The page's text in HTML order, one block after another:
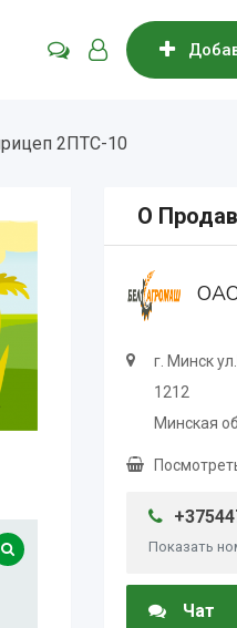
2ПТС-10
О
г. Минск
1212
Минская
Показать
Чат